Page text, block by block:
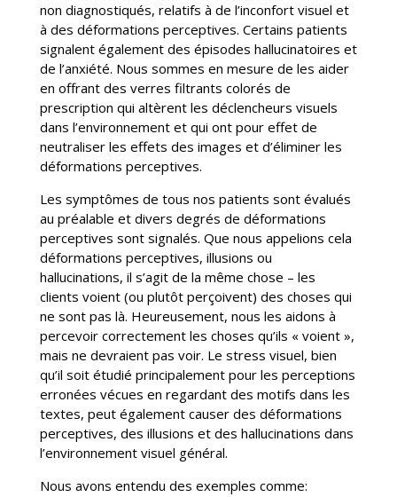
non diagnostiqués, relatifs à de l’inconfort visuel et
à des déformations perceptives. Certains patients
signalent également des épisodes hallucinatoires et
de l’anxiété. Nous sommes en mesure de les aider
en offrant des verres filtrants colorés de
prescription qui altèrent les déclencheurs visuels
dans l’environnement et qui ont pour effet de
neutraliser les effets des images et d’éliminer les
déformations perceptives.
Les symptômes de tous nos patients sont évalués
au préalable et divers degrés de déformations
perceptives sont signalés. Que nous appelions cela
déformations perceptives, illusions ou
hallucinations, il s’agit de la même chose – les
clients voient (ou plutôt perçoivent) des choses qui
ne sont pas là. Heureusement, nous les aidons à
percevoir correctement les choses qu’ils « voient »,
mais ne devraient pas voir. Le stress visuel, bien
qu’il soit étudié principalement pour les perceptions
erronées vécues en regardant des motifs dans les
textes, peut également causer des déformations
perceptives, des illusions et des hallucinations dans
l’environnement visuel général.
Nous avons entendu des exemples comme: